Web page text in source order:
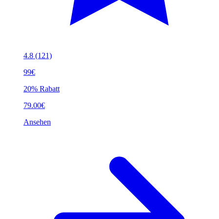
4.8 (121)
99€
20% Rabatt
79.00€
Ansehen